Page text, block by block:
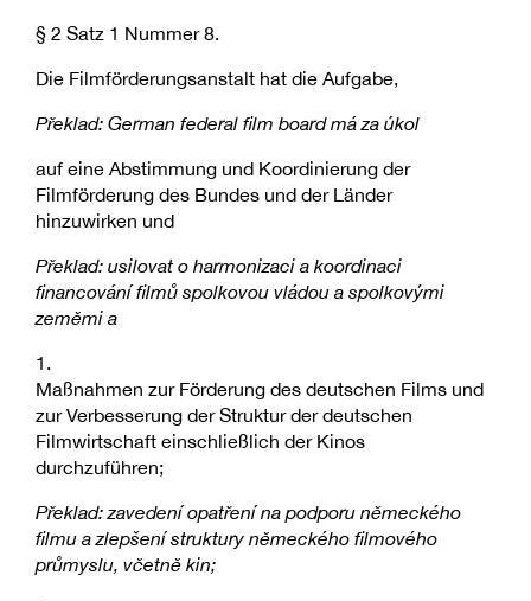
§ 2 Satz 1 Nummer 8.
Die Filmförderungsanstalt hat die Aufgabe,
Překlad: German federal film board má za úkol
auf eine Abstimmung und Koordinierung der
Filmförderung des Bundes und der Länder
hinzuwirken und
Překlad: usilovat o harmonizaci a koordinaci
financování filmů spolkovou vládou a spolkovými
zeměmi a
1.
Maßnahmen zur Förderung des deutschen Films und
zur Verbesserung der Struktur der deutschen
Filmwirtschaft einschließlich der Kinos
durchzuführen;
Překlad: zavedení opatření na podporu německého
filmu a zlepšení struktury německého filmového
průmyslu, včetně kin;